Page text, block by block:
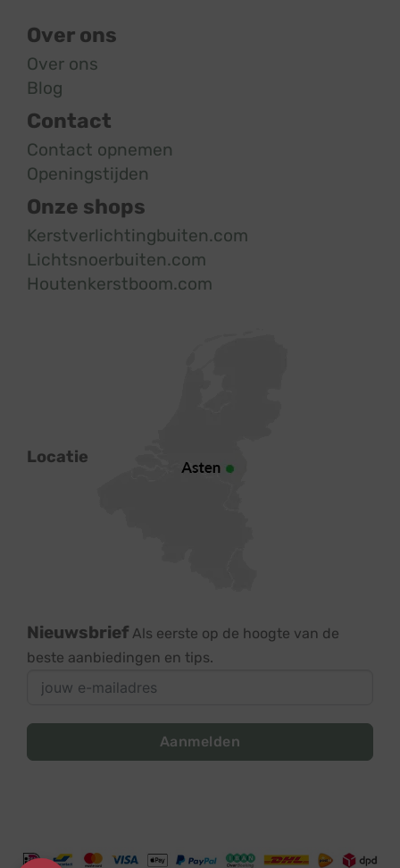
Over ons
Over ons
Blog
Contact
Contact opnemen
Openingstijden
Onze shops
Kerstverlichtingbuiten.com
Lichtsnoerbuiten.com
Houtenkerstboom.com
Locatie
Nieuwsbrief Als eerste op de hoogte van de
beste aanbiedingen en tips.
Aanmelden